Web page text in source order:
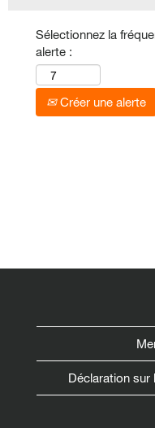
Sélectionnez la
alerte :
Créer une alerte
Déclaration